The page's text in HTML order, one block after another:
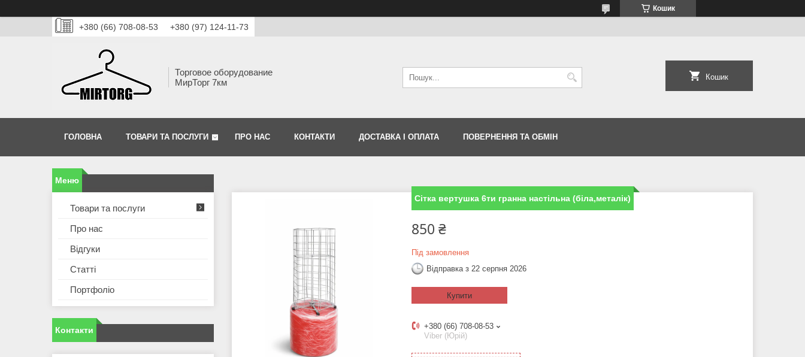
Кошик
+380 (66) 708-08-53 +380 (97) 124-11-73
Торговое оборудование
МирТорг 7км
Кошик
ГОЛОВНА ТОВАРИ ТА ПОСЛУГИ ПРО НАС КОНТАКТИ ДОСТАВКА І ОПЛАТА ПОВЕРНЕННЯ ТА ОБМІН
Сітка вертушка 6ти гранна настільна (біла,металік)
850 ₴
Під замовлення
Відправка з 22 серпня 2026
Купити
+380 (66) 708-08-53
Viber (Юрій)
Товари та послуги
Про нас
Відгуки
Статті
Портфоліо
Контакти